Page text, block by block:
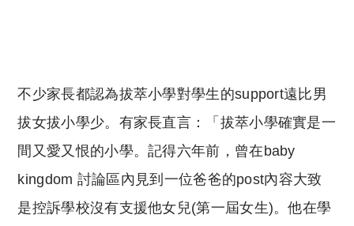
不少家長都認為拔萃小學對學生的support遠比男
拔女拔小學少。有家長直言：「拔萃小學確實是一
間又愛又恨的小學。記得六年前，曾在baby
kingdom 討論區內見到一位爸爸的post內容大致
是控訴學校沒有支援他女兒(第一屆女生)。他在學